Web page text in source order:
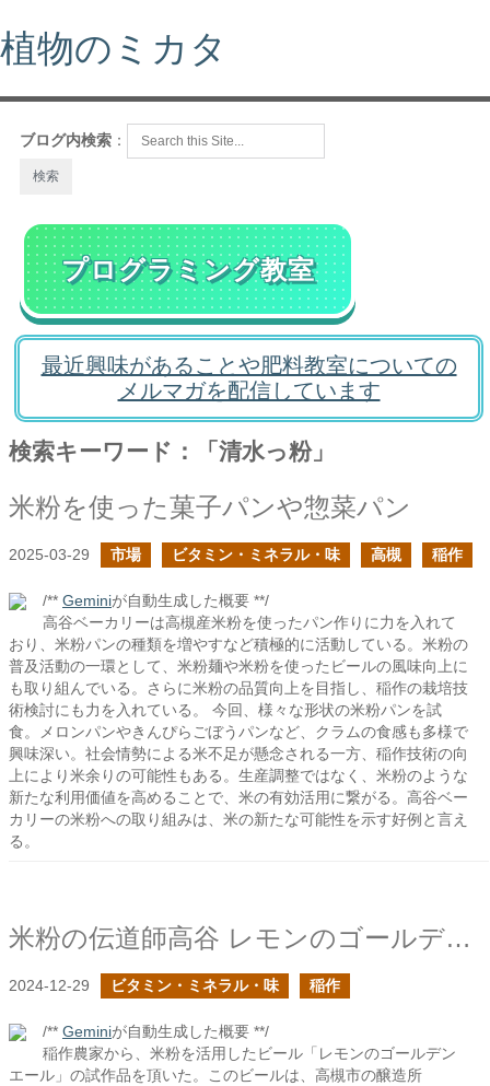
植物のミカタ
ブログ内検索 ：
プログラミング教室
最近興味があることや肥料教室についての
メルマガを配信しています
検索キーワード：「清水っ粉」
米粉を使った菓子パンや惣菜パン
2025-03-29 市場 ビタミン・ミネラル・味 高槻 稲作
/** Geminiが自動生成した概要 **/
高谷ベーカリーは高槻産米粉を使ったパン作りに力を入れて
おり、米粉パンの種類を増やすなど積極的に活動している。米粉の
普及活動の一環として、米粉麺や米粉を使ったビールの風味向上に
も取り組んでいる。さらに米粉の品質向上を目指し、稲作の栽培技
術検討にも力を入れている。 今回、様々な形状の米粉パンを試
食。メロンパンやきんぴらごぼうパンなど、クラムの食感も多様で
興味深い。社会情勢による米不足が懸念される一方、稲作技術の向
上により米余りの可能性もある。生産調整ではなく、米粉のような
新たな利用価値を高めることで、米の有効活用に繋がる。高谷ベー
カリーの米粉への取り組みは、米の新たな可能性を示す好例と言え
る。
米粉の伝道師高谷 レモンのゴールデンエール
2024-12-29 ビタミン・ミネラル・味 稲作
/** Geminiが自動生成した概要 **/
稲作農家から、米粉を活用したビール「レモンのゴールデン
エール」の試作品を頂いた。このビールは、高槻市の醸造所